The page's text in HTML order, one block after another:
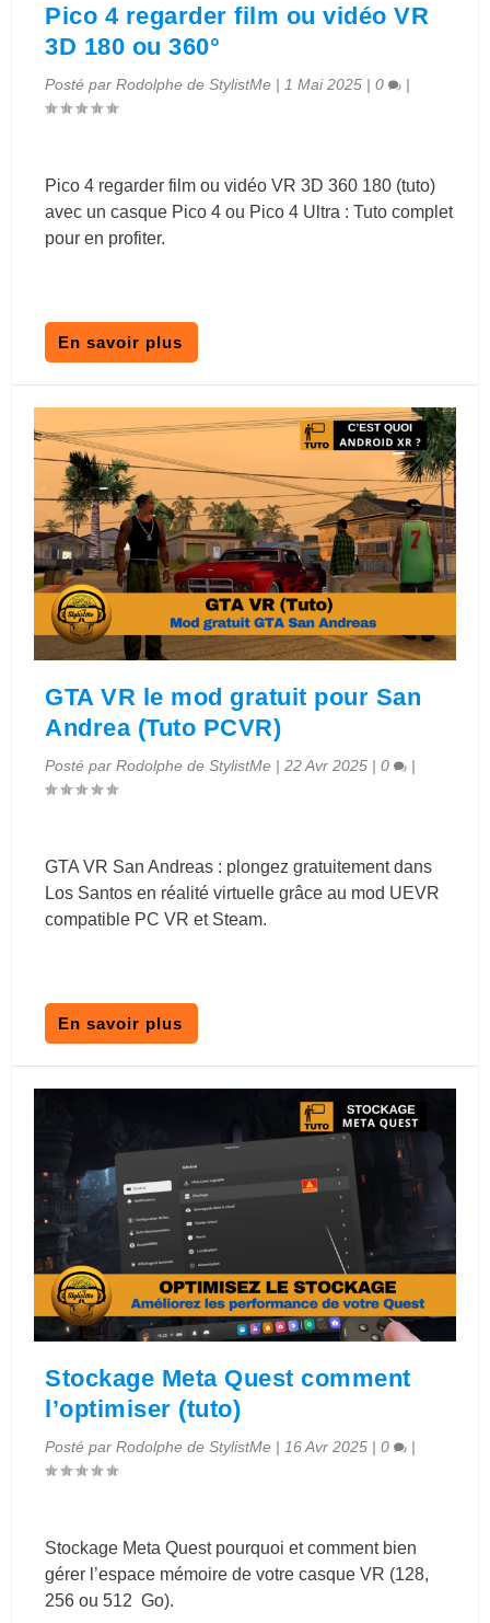
Pico 4 regarder film ou vidéo VR
3D 180 ou 360°
Posté parRodolphe de StylistMe | 1 Mai 2025 |0 |
Pico 4 regarder film ou vidéo VR 3D 360 180 (tuto)
avec un casque Pico 4 ou Pico 4 Ultra : Tuto complet
pour en profiter.
En savoir plus
GTA VR le mod gratuit pour San
Andrea (Tuto PCVR)
Posté parRodolphe de StylistMe |22 Avr 2025 |0 |
GTA VR San Andreas : plongez gratuitement dans
Los Santos en réalité virtuelle grâce au mod UEVR
compatible PC VR et Steam.
En savoir plus
Stockage Meta Quest comment
l’optimiser (tuto)
Posté parRodolphe de StylistMe | 16 Avr 2025 |0 |
Stockage Meta Quest pourquoi et comment bien
gérer l’espace mémoire de votre casque VR (128,
256 ou 512 Go).